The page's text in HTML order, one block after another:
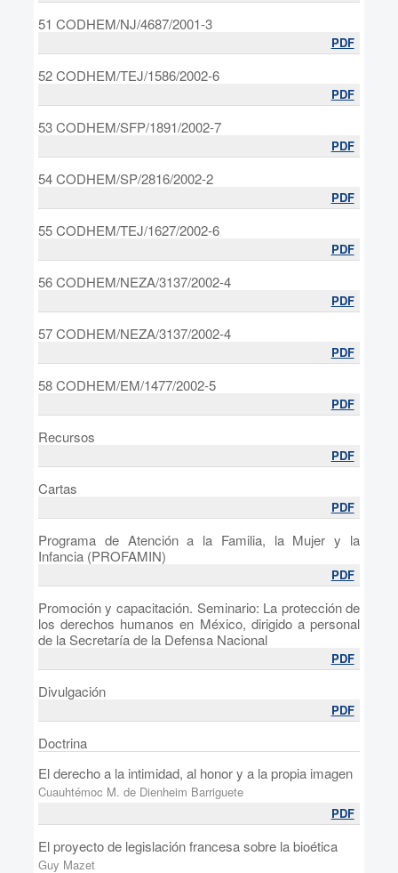
51 CODHEM/NJ/4687/2001-3
PDF
52 CODHEM/TEJ/1586/2002-6
PDF
53 CODHEM/SFP/1891/2002-7
PDF
54 CODHEM/SP/2816/2002-2
PDF
55 CODHEM/TEJ/1627/2002-6
PDF
56 CODHEM/NEZA/3137/2002-4
PDF
57 CODHEM/NEZA/3137/2002-4
PDF
58 CODHEM/EM/1477/2002-5
PDF
Recursos
PDF
Cartas
PDF
Programa de Atención a la Familia, la Mujer y la
Infancia (PROFAMIN)
PDF
Promoción y capacitación. Seminario: La protección de
los derechos humanos en México, dirigido a personal
de la Secretaría de la Defensa Nacional
PDF
Divulgación
PDF
Doctrina
El derecho a la intimidad, al honor y a la propia imagen
Cuauhtémoc M. de Dienheim Barriguete
PDF
El proyecto de legislación francesa sobre la bioética
Guy Mazet